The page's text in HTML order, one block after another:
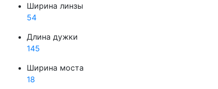
Ширина линзы
54
Длина дужки
145
Ширина моста
18